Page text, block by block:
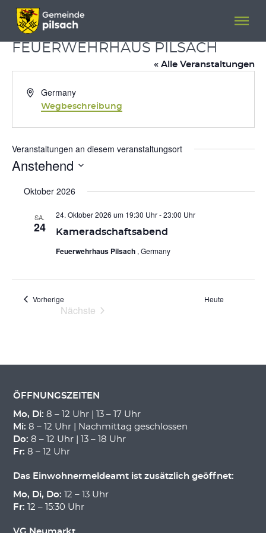
Menü überspringen
Menü überspringen
FEUERWEHRHAUS PILSACH
« Alle Veranstaltungen
AdresseGermany
Wegbeschreibung
Veranstaltungen an diesem veranstaltungsort
Anstehend
wählen.
Oktober 2026
SA.
24 Kameradschaftsabend
24. Oktober 2026 um 19:30 Uhr-23:00 Uhr
Feuerwehrhaus Pilsach , Germany
VorherigeVeranstaltungen Heute
Nächste
ÖFFNUNGSZEITEN
Mo, Di: 8 – 12 Uhr | 13 – 17 Uhr
Mi: 8 – 12 Uhr | Nachmittag geschlossen
Do: 8 – 12 Uhr | 13 – 18 Uhr
Fr: 8 – 12 Uhr
Das Einwohnermeldeamt ist zusätzlich geöffnet:
Mo, Di, Do: 12 – 13 Uhr
Fr: 12 – 15:30 Uhr